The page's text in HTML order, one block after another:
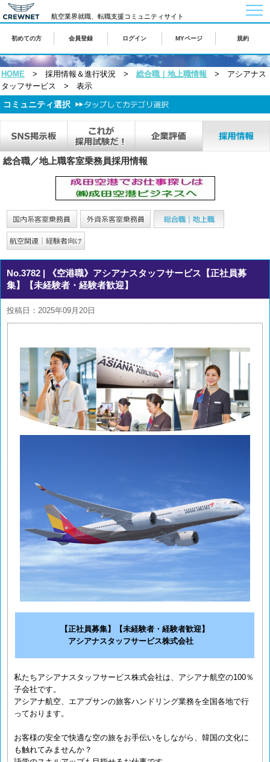
航空業界就職、転職支援コミュニティサイト
初めての方 会員登録 ログイン MYページ 規約
HOME > 採用情報＆進行状況 > 総合職｜地上職情報 > アシアナス
タッフサービス > 表示
コミュニティ選択
総合職／地上職客室乗務員採用情報
No.3782 | 《空港職》アシアナスタッフサービス【正社員募
集】【未経験者・経験者歓迎】
投稿日：2025年09月20日
【正社員募集】【未経験者・経験者歓迎】
アシアナスタッフサービス株式会社
私たちアシアナスタッフサービス株式会社は、アシアナ航空の100％
子会社です。
アシアナ航空、エアプサンの旅客ハンドリング業務を全国各地で行
っております。
お客様の安全で快適な空の旅をお手伝いをしながら、韓国の文化に
も触れてみませんか？